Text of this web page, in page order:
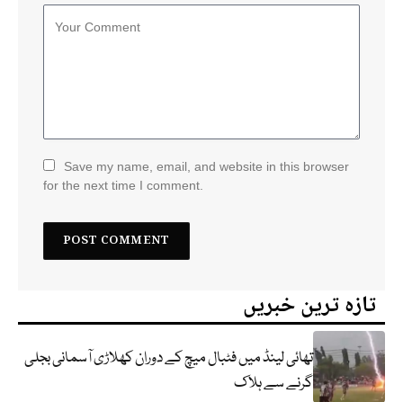
Save my name, email, and website in this browser
for the next time I comment.
تازہ ترین خبریں
تھائی لینڈ میں فٹبال میچ کے دوران کھلاڑی آسمانی بجلی
گرنے سے ہلاک